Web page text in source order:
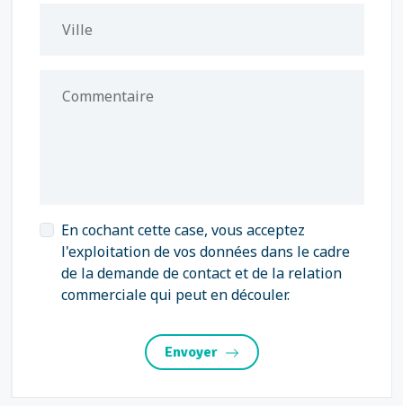
Ville
Commentaire
En cochant cette case, vous acceptez
l'exploitation de vos données dans le cadre
de la demande de contact et de la relation
commerciale qui peut en découler.
Envoyer